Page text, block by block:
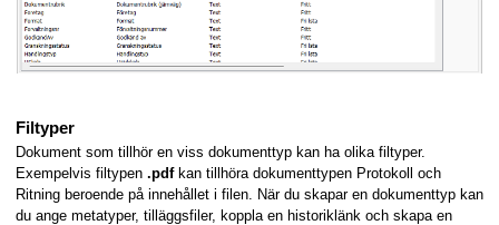
Filtyper
Dokument som tillhör en viss dokumenttyp kan ha olika filtyper.
Exempelvis filtypen .pdfkan tillhöra dokumenttypen Protokoll och
Ritning beroende på innehållet i filen. När du skapar en dokumenttyp kan
du ange metatyper, tilläggsfiler, koppla en historiklänk och skapa en